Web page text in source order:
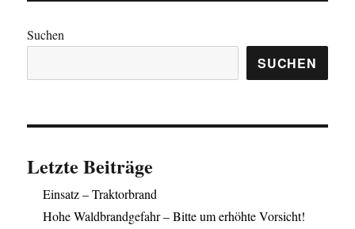
Suchen
SUCHEN
Letzte Beiträge
Einsatz – Traktorbrand
Hohe Waldbrandgefahr – Bitte um erhöhte Vorsicht!